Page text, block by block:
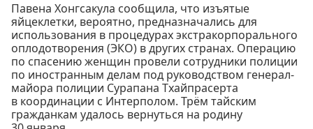
Павена Хонгсакула сообщила, что изъятые
яйцеклетки, вероятно, предназначались для
использования в процедурах экстракорпорального
оплодотворения (ЭКО) в других странах. Операцию
по спасению женщин провели сотрудники полиции
по иностранным делам под руководством генерал-
майора полиции Сурапана Тхайпрасерта
в координации с Интерполом. Трём тайским
гражданкам удалось вернуться на родину